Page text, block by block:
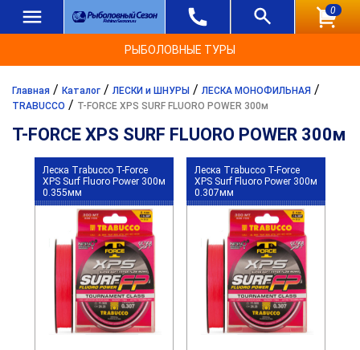
0
РЫБОЛОВНЫЕ ТУРЫ
Главная / Каталог / ЛЕСКИ и ШНУРЫ / ЛЕСКА МОНОФИЛЬНАЯ /
TRABUCCO / T-FORCE XPS SURF FLUORO POWER 300м
T-FORCE XPS SURF FLUORO POWER 300м
Леска Trabucco T-Force
XPS Surf Fluoro Power 300м
0.355мм
Леска Trabucco T-Force
XPS Surf Fluoro Power 300м
0.307мм